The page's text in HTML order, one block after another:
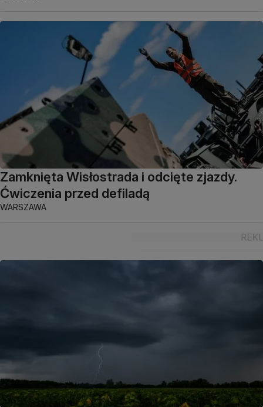
Zamknięta Wisłostrada i odcięte zjazdy.
Ćwiczenia przed defiladą
WARSZAWA